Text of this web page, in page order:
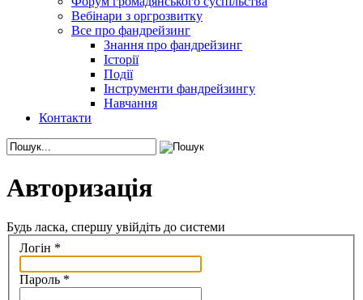
Вебінари з оргрозвитку
Все про фандрейзинг
Знання про фандрейзинг
Історії
Події
Інструменти фандрейзингу
Навчання
Контакти
Авторизація
Будь ласка, спершу увійдіть до системи
Логін *
Пароль *